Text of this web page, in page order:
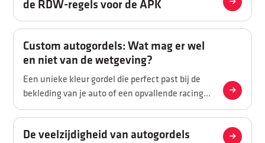
de RDW-regels voor de APK
Custom autogordels: Wat mag er wel
en niet van de wetgeving?
Een unieke kleur gordel die perfect past bij de
bekleding van je auto of een opvallende racing-
look met een sportieve twist? Gepersonaliseerde
autogordels zijn populairder dan ooit, vooral
onder autoliefhebbers die net dat beetje extra
De veelzijdigheid van autogordels